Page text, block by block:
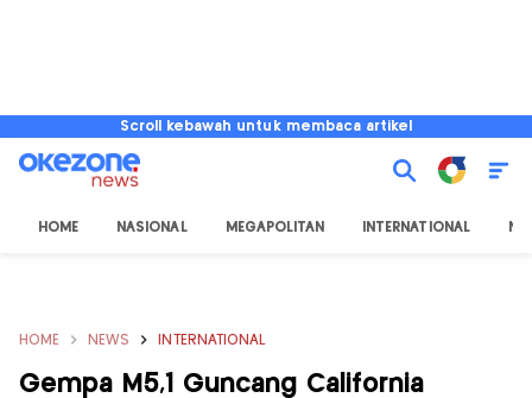
Scroll kebawah untuk membaca artikel
HOME NASIONAL MEGAPOLITAN INTERNATIONAL
HOME NEWS INTERNATIONAL
Gempa M5,1 Guncang California